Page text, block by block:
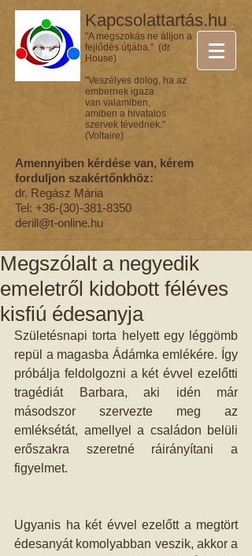
Kapcsolattartás.hu
"A megszokás ne álljon a
fejlődés útjába." (dr.
House)
"Veszélyes dolog, ha az
embernek igaza
van valamiben,
amiben a hivatalos
szervek tévednek."
(Voltaire)
Amennyiben kérdése van, kérem
forduljon szakértőnkhöz:
dr. Regász Mária
Tel: +36-(30)-381-8350
derill@t-online.hu
Megszólalt a negyedik
emeletről kidobott féléves
kisfiú édesanyja
Születésnapi torta helyett egy léggömb
repül a magasba Ádámka emlékére. Így
próbálja feldolgozni a két évvel ezelőtti
tragédiát Barbara, aki idén már
másodszor szervezte meg az
emléksétát, amellyel a családon belüli
erőszakra szeretné ráirányítani a
figyelmet.
Ugyanis ha két évvel ezelőtt a megtört
édesanyát komolyabban veszik, akkor a